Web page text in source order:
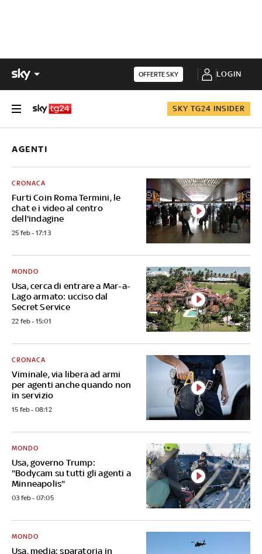
OFFERTE SKY LOGIN
SKY TG24 INSIDER
AGENTI
Furti Coin Roma Termini, le
chat e i video al centro
dell'indagine
CRONACA
25 feb - 17:13
Usa, cerca di entrare a Mar-a-
Lago armato: ucciso dal
Secret Service
MONDO
22 feb - 15:01
Viminale, via libera ad armi
per agenti anche quando non
in servizio
CRONACA
15 feb - 08:12
Usa, governo Trump:
"Bodycam su tutti gli agenti a
Minneapolis"
MONDO
03 feb - 07:05
Usa, media: sparatoria in
MONDO